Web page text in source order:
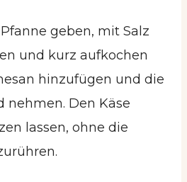
geben, mit Salz
und kurz aufkochen
hinzufügen und die
nehmen. Den Käse
lassen, ohne die